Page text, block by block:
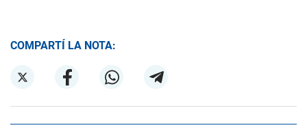
COMPARTÍ LA NOTA: